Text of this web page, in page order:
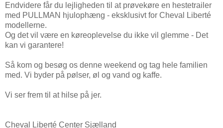
Endvidere får du lejligheden til at prøvekøre en hestetrailer
med PULLMAN hjulophæng - eksklusivt for Cheval Liberté
modellerne.
Og det vil være en køreoplevelse du ikke vil glemme - Det
kan vi garantere!
Så kom og besøg os denne weekend og tag hele familien
med. Vi byder på pølser, øl og vand og kaffe.
Vi ser frem til at hilse på jer.
Cheval Liberté Center Sjælland